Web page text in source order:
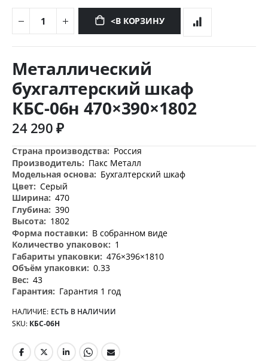
<В КОРЗИНУ
к
началу
галереи
изображений
Металлический
бухгалтерский шкаф
КБС-06н 470×390×1802
24 290 ₽
Дополнительная
информация
Россия
Пакс Металл
Бухгалтерский шкаф
Серый
470
390
1802
В собранном виде
1
476×396×1810
0.33
43
Гарантия 1 год
НАЛИЧИЕ: ЕСТЬ В НАЛИЧИИ
SKU КБС-06Н